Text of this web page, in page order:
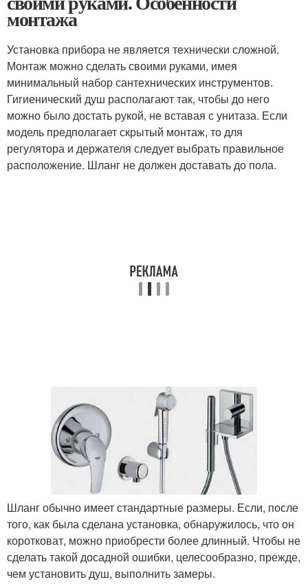
монтажа
Установка прибора не является технически сложной.
Монтаж можно сделать своими руками, имея
минимальный набор сантехнических инструментов.
Гигиенический душ располагают так, чтобы до него
можно было достать рукой, не вставая с унитаза. Если
модель предполагает скрытый монтаж, то для
регулятора и держателя следует выбрать правильное
расположение. Шланг не должен доставать до пола.
Шланг обычно имеет стандартные размеры. Если, после
того, как была сделана установка, обнаружилось, что он
коротковат, можно приобрести более длинный. Чтобы не
сделать такой досадной ошибки, целесообразно, прежде,
чем установить душ, выполнить замеры.